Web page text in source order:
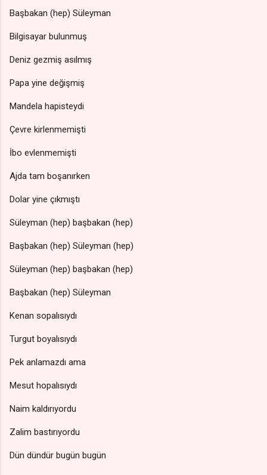
Başbakan (hep) Süleyman
Bilgisayar bulunmuş
Deniz gezmiş asılmış
Papa yine değişmiş
Mandela hapisteydi
Çevre kirlenmemişti
İbo evlenmemişti
Ajda tam boşanırken
Dolar yine çıkmıştı
Süleyman (hep) başbakan (hep)
Başbakan (hep) Süleyman (hep)
Süleyman (hep) başbakan (hep)
Başbakan (hep) Süleyman
Kenan sopalısıydı
Turgut boyalısıydı
Pek anlamazdı ama
Mesut hopalısıydı
Naim kaldırıyordu
Zalim bastırıyordu
Dün dündür bugün bugün